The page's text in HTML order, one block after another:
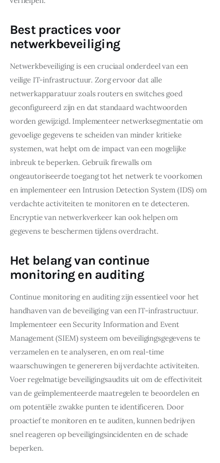
Best practices voor
netwerkbeveiliging
Netwerkbeveiliging is een cruciaal onderdeel van een
veilige IT-infrastructuur. Zorg ervoor dat alle
netwerkapparatuur zoals routers en switches goed
geconfigureerd zijn en dat standaard wachtwoorden
worden gewijzigd. Implementeer netwerksegmentatie om
gevoelige gegevens te scheiden van minder kritieke
systemen, wat helpt om de impact van een mogelijke
inbreuk te beperken. Gebruik firewalls om
ongeautoriseerde toegang tot het netwerk te voorkomen
en implementeer een Intrusion Detection System (IDS) om
verdachte activiteiten te monitoren en te detecteren.
Encryptie van netwerkverkeer kan ook helpen om
gegevens te beschermen tijdens overdracht.
Het belang van continue
monitoring en auditing
Continue monitoring en auditing zijn essentieel voor het
handhaven van de beveiliging van een IT-infrastructuur.
Implementeer een Security Information and Event
Management (SIEM) systeem om beveiligingsgegevens te
verzamelen en te analyseren, en om real-time
waarschuwingen te genereren bij verdachte activiteiten.
Voer regelmatige beveiligingsaudits uit om de effectiviteit
van de geïmplementeerde maatregelen te beoordelen en
om potentiële zwakke punten te identificeren. Door
proactief te monitoren en te auditen, kunnen bedrijven
snel reageren op beveiligingsincidenten en de schade
beperken.